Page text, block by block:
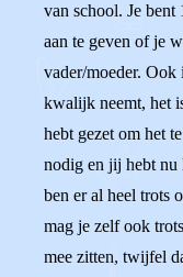
van school. Je bent
aan te geven of je
vader/moeder.
kwalijk neemt, het
hebt gezet om het
nodig en jij hebt nu
ben er al heel trots
mag je zelf ook
mee zitten, twijfel